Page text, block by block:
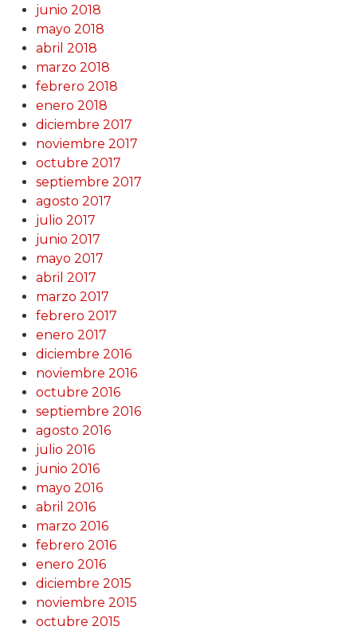
junio 2018
mayo 2018
abril 2018
marzo 2018
febrero 2018
enero 2018
diciembre 2017
noviembre 2017
octubre 2017
septiembre 2017
agosto 2017
julio 2017
junio 2017
mayo 2017
abril 2017
marzo 2017
febrero 2017
enero 2017
diciembre 2016
noviembre 2016
octubre 2016
septiembre 2016
agosto 2016
julio 2016
junio 2016
mayo 2016
abril 2016
marzo 2016
febrero 2016
enero 2016
diciembre 2015
noviembre 2015
octubre 2015